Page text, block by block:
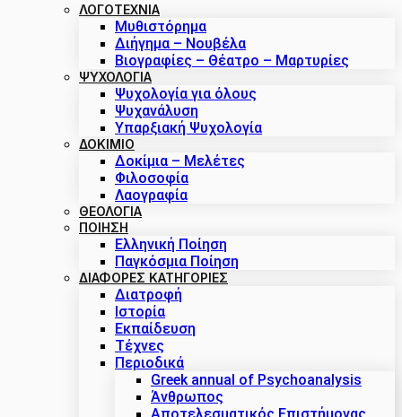
ΛΟΓΟΤΕΧΝΙΑ
Μυθιστόρημα
Διήγημα – Νουβέλα
Βιογραφίες – Θέατρο – Μαρτυρίες
ΨΥΧΟΛΟΓΙΑ
Ψυχολογία για όλους
Ψυχανάλυση
Υπαρξιακή Ψυχολογία
ΔΟΚΊΜΙΟ
Δοκίμια – Μελέτες
Φιλοσοφία
Λαογραφία
ΘΕΟΛΟΓΙΑ
ΠΟΙΗΣΗ
Ελληνική Ποίηση
Παγκόσμια Ποίηση
ΔΙΑΦΟΡΕΣ ΚΑΤΗΓΟΡΙΕΣ
Διατροφή
Ιστορία
Εκπαίδευση
Τέχνες
Περιοδικά
Greek annual of Psychoanalysis
Άνθρωπος
Αποτελεσματικός Επιστήμονας